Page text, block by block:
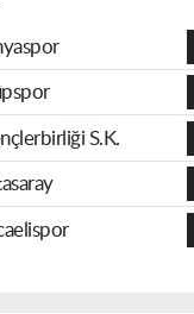
S.K.